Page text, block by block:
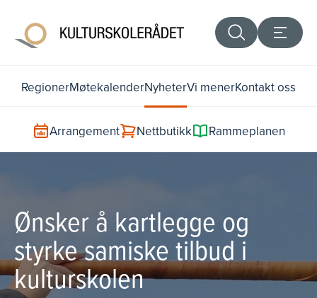
RegionerMøtekalenderNyheterVi menerKontakt oss
Arrangement Nettbutikk Rammeplanen
Ønsker å kartlegge og
styrke samiske tilbud i
kulturskolen